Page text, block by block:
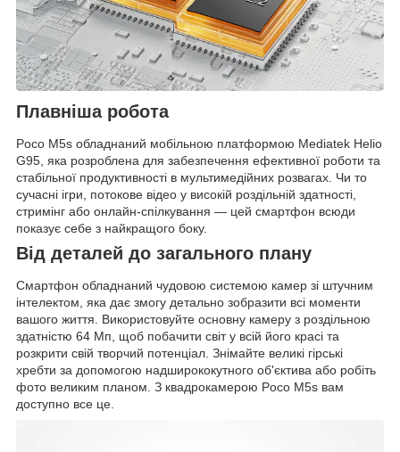
Плавніша робота
Poco M5s обладнаний мобільною платформою Mediatek Helio
G95, яка розроблена для забезпечення ефективної роботи та
стабільної продуктивності в мультимедійних розвагах. Чи то
сучасні ігри, потокове відео у високій роздільній здатності,
стримінг або онлайн-спілкування — цей смартфон всюди
показує себе з найкращого боку.
Від деталей до загального плану
Смартфон обладнаний чудовою системою камер зі штучним
інтелектом, яка дає змогу детально зобразити всі моменти
вашого життя. Використовуйте основну камеру з роздільною
здатністю 64 Мп, щоб побачити світ у всій його красі та
розкрити свій творчий потенціал. Знімайте великі гірські
хребти за допомогою надширококутного об'єктива або робіть
фото великим планом. З квадрокамерою Poco M5s вам
доступно все це.